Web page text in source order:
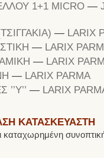
1+1 MICRO —
— LARIX
— LARIX
— LARIX
— LARIX PARMA
— LARIX
ΚΑΤΑΣΚΕΥΑΣΤΗ